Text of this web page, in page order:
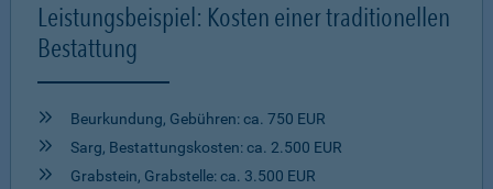
Leistungsbeispiel: Kosten einer traditionellen
Bestattung
Beurkundung, Gebühren: ca. 750 EUR
Sarg, Bestattungskosten: ca. 2.500 EUR
Grabstein, Grabstelle: ca. 3.500 EUR